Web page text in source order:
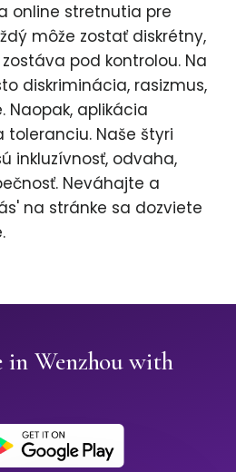
online stretnutia pre
môže zostať diskrétny,
pod kontrolou. Na
diskriminácia, rasizmus,
Naopak, aplikácia
toleranciu. Naše štyri
inkluzívnosť, odvaha,
Neváhajte a
na stránke sa dozviete
in Wenzhou with